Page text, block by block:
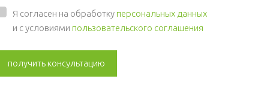
Я согласен на обработкуперсональных данных
и с условиями пользовательского соглашения
получить консультацию